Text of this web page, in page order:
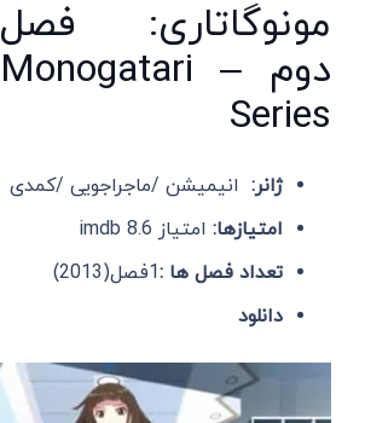
مونوگاتاری: فصل
دوم – Monogatari
Series
ژانر: انیمیشن /ماجراجویی /کمدی
امتیازها: امتیاز imdb 8.6
تعداد فصل ها :1فصل(2013)
دانلود